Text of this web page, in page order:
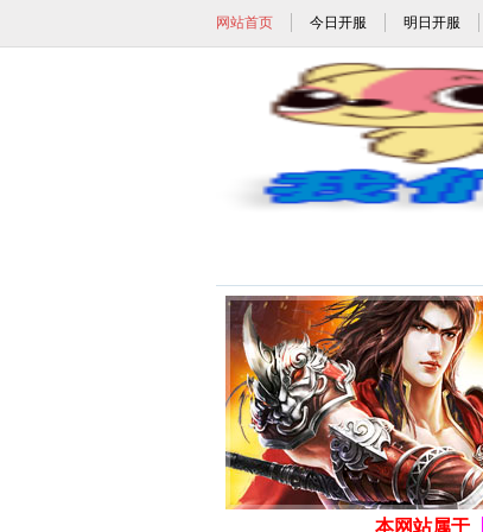
网站首页 今日开服 明日开服